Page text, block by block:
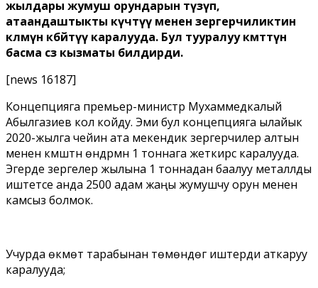
жылдары жумуш орундарын түзүп,
атаандаштыкты күчөтүү менен зергерчиликтин
көлөмүн көбөйтүү каралууда. Бул тууралуу өкмөттүн
басма сөз кызматы билдирди.
[news 16187]
Концепцияга премьер-министр Мухаммедкалый
Абылгазиев кол койду. Эми бул концепцияга ылайык
2020-жылга чейин ата мекендик зергерчилер алтын
менен күмүштүн өндүрүмүн 1 тоннага жеткирүүсү каралууда.
Эгерде зергелер жылына 1 тоннадан баалуу металлды
иштетсе анда 2500 адам жаңы жумушчу орун менен
камсыз болмок.
Учурда өкмөт тарабынан төмөндөгү иштерди аткаруу
каралууда;